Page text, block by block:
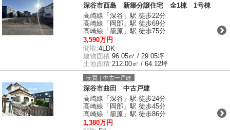
深谷市西島 新築分譲住宅 全1棟 1号棟
高崎線「深谷」駅 徒歩22分
高崎線「岡部」駅 徒歩69分
高崎線「籠原」駅 徒歩75分
3,590万円
間取:4LDK
建物面積:96.05㎡ / 29.05坪
土地面積:212.00㎡ / 64.12坪
売買｜中古一戸建
深谷市曲田 中古戸建
高崎線「深谷」駅 徒歩24分
高崎線「岡部」駅 徒歩45分
高崎線「籠原」駅 徒歩86分
1,380万円